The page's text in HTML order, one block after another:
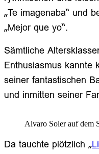
„Te imagenaba“ und
„Mejor que yo“.
Sämtliche
Enthusiasmus kannte
seiner fantastischen
und inmitten seiner
Alvaro Soler auf dem
Da tauchte plötzlich „